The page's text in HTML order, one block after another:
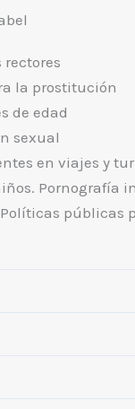
la prostitución
de edad
sexual
en viajes y
Pornografía
públicas